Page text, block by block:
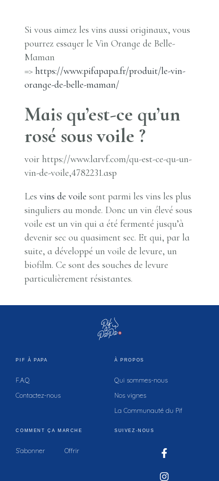
Si vous aimez les vins aussi originaux, vous
pourrez essayer le Vin Orange de Belle-
Maman
=> https://www.pifapapa.fr/produit/le-vin-
orange-de-belle-maman/
Mais qu’est-ce qu’un
rosé sous voile ?
voir https://www.larvf.com/qu-est-ce-qu-un-
vin-de-voile,4782231.asp
Les vins de voile sont parmi les vins les plus
singuliers au monde. Donc un vin élevé sous
voile est un vin qui a été fermenté jusqu’à
devenir sec ou quasiment sec. Et qui, par la
suite, a développé un voile de levure, un
biofilm. Ce sont des souches de levure
particulièrement résistantes.
PIF À PAPA
F.A.Q
Contactez-nous
À PROPOS
Qui sommes-nous
Nos vignes
La Communauté du Pif
COMMENT ÇA MARCHE
S’abonner Offrir
SUIVEZ-NOUS